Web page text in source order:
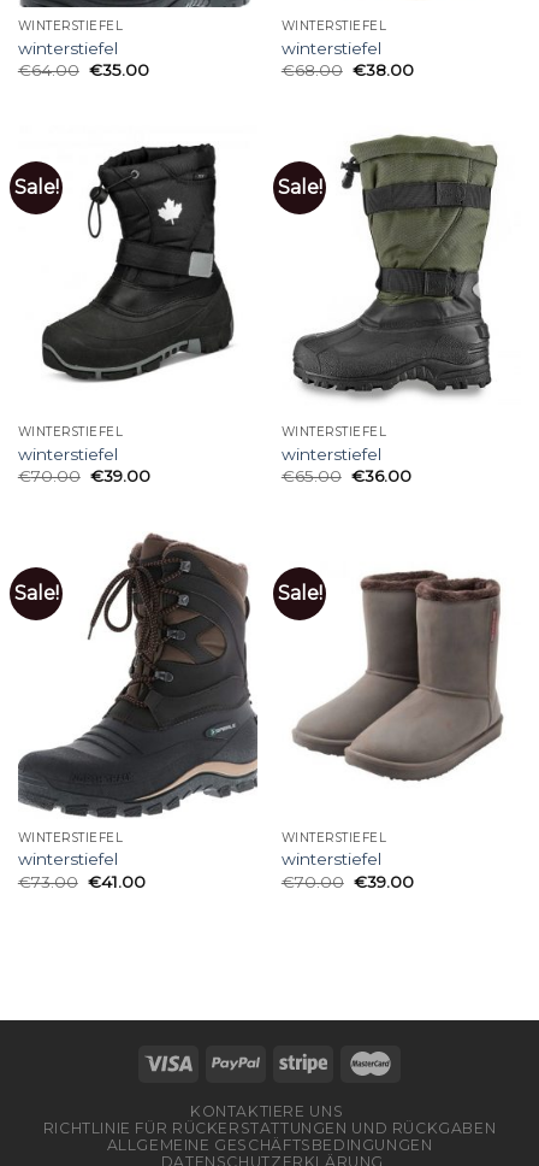
WINTERSTIEFEL
winterstiefel
€64.00 €35.00
WINTERSTIEFEL
winterstiefel
€68.00 €38.00
Sale!
WINTERSTIEFEL
winterstiefel
€70.00 €39.00
Sale!
WINTERSTIEFEL
winterstiefel
€65.00 €36.00
Sale!
WINTERSTIEFEL
winterstiefel
€73.00 €41.00
Sale!
WINTERSTIEFEL
winterstiefel
€70.00 €39.00
KONTAKTIERE UNS
RICHTLINIE FÜR RÜCKERSTATTUNGEN UND RÜCKGABEN
ALLGEMEINE GESCHÄFTSBEDINGUNGEN
DATENSCHUTZERKLÄRUNG